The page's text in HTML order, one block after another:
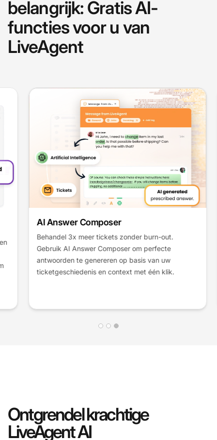
belangrijk: Gratis AI-
functies voor u van
LiveAgent
AI Answer Composer
Behandel 3x meer tickets zonder burn-out.
Gebruik AI Answer Composer om perfecte
antwoorden te genereren op basis van uw
ticketgeschiedenis en context met één klik.
Ontgrendel krachtige
LiveAgent AI